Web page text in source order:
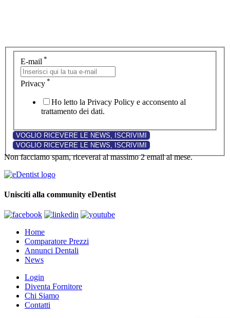
E-mail *
Privacy *
Ho letto la Privacy Policy e acconsento al
trattamento dei dati.
Non facciamo spam, riceverai al massimo 2 email al mese.
Unisciti alla community eDentist
Home
Comparatore Prezzi
Annunci Dentali
News
Login
Diventa Fornitore
Chi Siamo
Contatti